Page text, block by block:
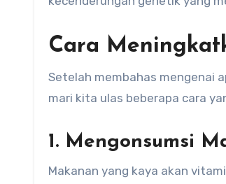
Cara
Setelah membahas mengenai
mari kita ulas beberapa cara
1. Mengonsumsi
Makanan yang kaya akan